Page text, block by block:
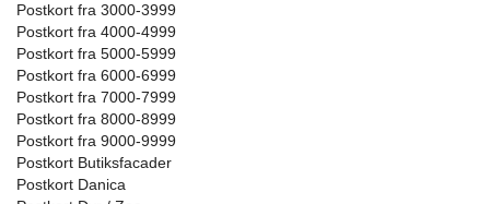
Postkort fra 3000-3999
Postkort fra 4000-4999
Postkort fra 5000-5999
Postkort fra 6000-6999
Postkort fra 7000-7999
Postkort fra 8000-8999
Postkort fra 9000-9999
Postkort Butiksfacader
Postkort Danica